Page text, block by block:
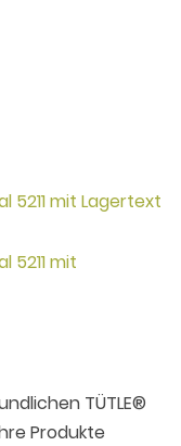
5211 mit Lagertext
5211 mit
TÜTLE®
Produkte